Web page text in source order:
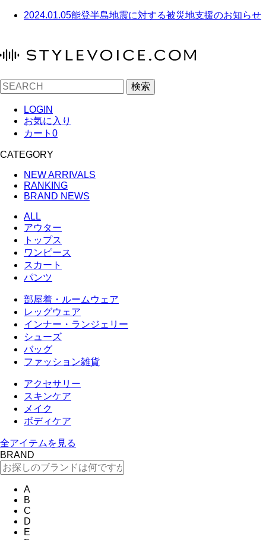
2024.01.05能登半島地震に対する被災地支援のお知らせ
検索
LOGIN
お気に入り
カート 0
CATEGORY
NEW ARRIVALS
RANKING
BRAND NEWS
ALL
アウター
トップス
ワンピース
スカート
パンツ
部屋着・ルームウェア
レッグウェア
インナー・ランジェリー
シューズ
バッグ
ファッション雑貨
アクセサリー
スキンケア
メイク
ボディケア
全アイテムを見る
BRAND
A
B
C
D
E